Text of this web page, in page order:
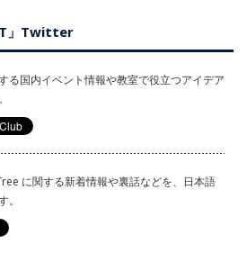
」Twitter
る国内イベント情報や教室で役立つアイデア
に関する新着情報や裏話などを、日本語
。